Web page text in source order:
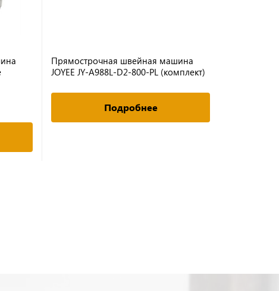
Прямострочная швейная машина
JOYEE JY-A988L-D2-800-PL (комплект)
Подробнее